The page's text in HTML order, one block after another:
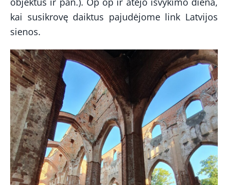
kai susikrovę daiktus pajudėjome link Latvijos
sienos.